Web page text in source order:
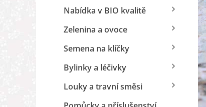
Nabídka v BIO kvalitě
Zelenina a ovoce
Semena na klíčky
Bylinky a léčivky
Louky a travní směsi